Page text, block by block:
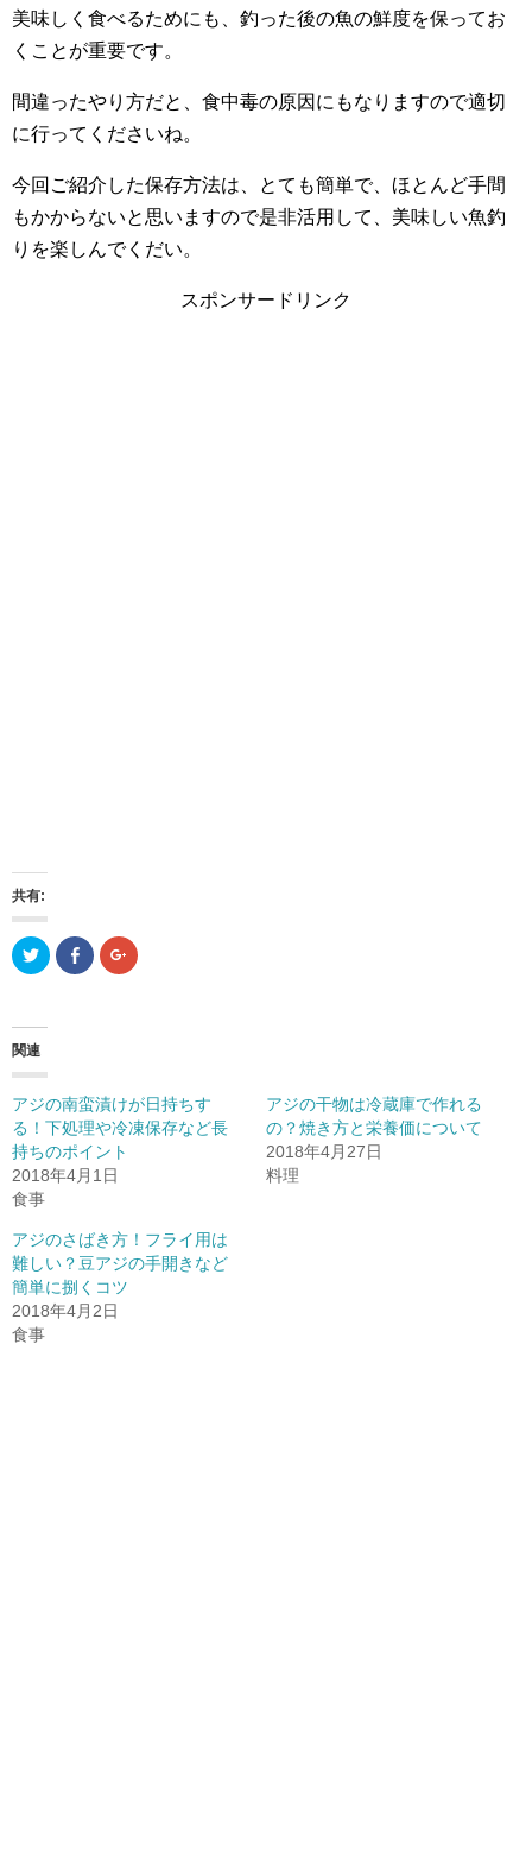
美味しく食べるためにも、釣った後の魚の鮮度を保ってお
くことが重要です。
間違ったやり方だと、食中毒の原因にもなりますので適切
に行ってくださいね。
今回ご紹介した保存方法は、とても簡単で、ほとんど手間
もかからないと思いますので是非活用して、美味しい魚釣
りを楽しんでくだい。
スポンサードリンク
共有:
ク
リ
て
t
t
e
r
で
共
有
(
新
し
ウ
ィ
ン
ド
ウ
で
開
き
F
a
有
(
新
し
い
ウ
ィ
で
開
き
ま
す
)
ク
リ
e
+
で
ウ
ィ
ン
関連
アジの南蛮漬けが日持ちす
る！下処理や冷凍保存など長
持ちのポイント
2018年4月1日
食事
アジの干物は冷蔵庫で作れる
の？焼き方と栄養価について
2018年4月27日
料理
アジのさばき方！フライ用は
難しい？豆アジの手開きなど
簡単に捌くコツ
2018年4月2日
食事